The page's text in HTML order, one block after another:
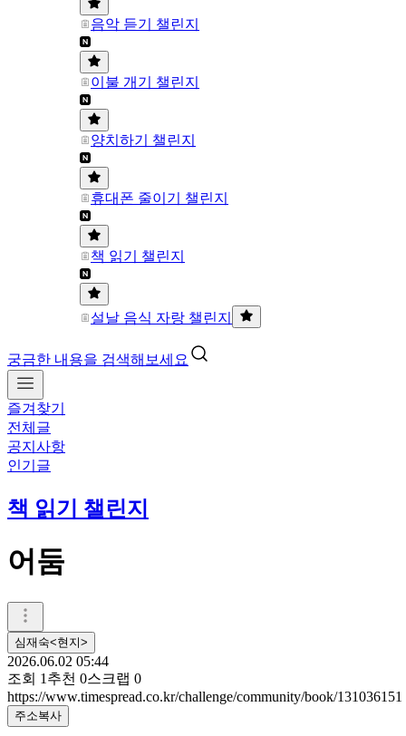
음악 듣기 챌린지
이불 개기 챌린지
양치하기 챌린지
휴대폰 줄이기 챌린지
책 읽기 챌린지
설날 음식 자랑 챌린지
궁금한 내용을 검색해보세요
즐겨찾기
전체글
공지사항
인기글
책 읽기 챌린지
어둠
심재숙<현지>
2026.06.02 05:44
조회 1 추천 0스크랩 0
https://www.timespread.co.kr/challenge/community/book/131036151
주소복사